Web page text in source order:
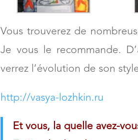
Vous trouverez de
Je vous le recommande.
verrez l’évolution de son
http://vasya-lozhkin.ru
Et vous, la quelle avez-